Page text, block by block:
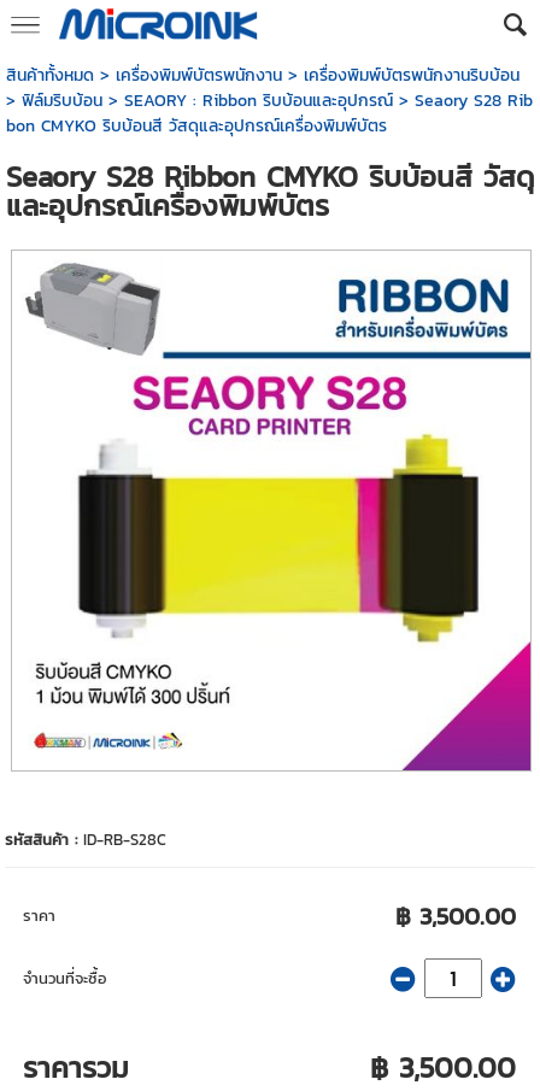
สินค้าทั้งหมด> เครื่องพิมพ์บัตรพนักงาน> เครื่องพิมพ์บัตรพนักงานริบบ้อน
> ฟิล์มริบบ้อน> SEAORY : Ribbon ริบบ้อนและอุปกรณ์> Seaory S28 Rib
bon CMYKO ริบบ้อนสี วัสดุและอุปกรณ์เครื่องพิมพ์บัตร
Seaory S28 Ribbon CMYKO ริบบ้อนสี วัสดุ
และอุปกรณ์เครื่องพิมพ์บัตร
รหัสสินค้า :ID-RB-S28C
ราคา ฿ 3,500.00
จำนวนที่จะซื้อ
ราคารวม ฿ 3,500.00